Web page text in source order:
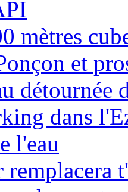
mètres
et
détournée
dans
l'eau
remplacera